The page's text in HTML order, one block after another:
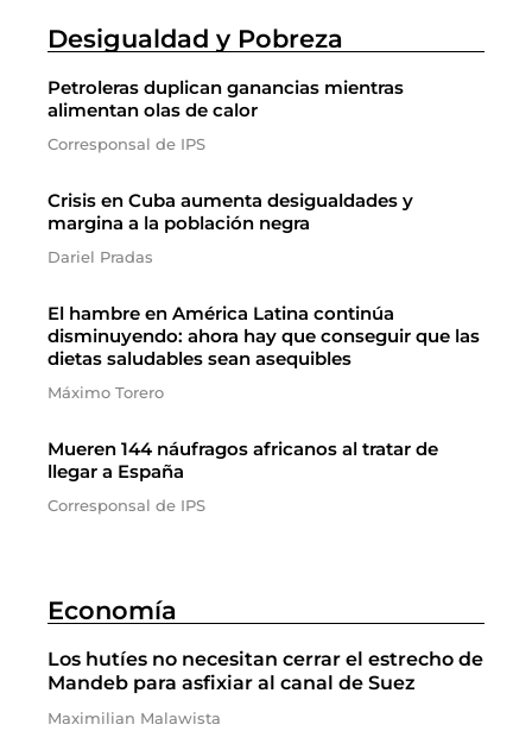
Desigualdad y Pobreza
Petroleras duplican ganancias mientras
alimentan olas de calor
Corresponsal de IPS
Crisis en Cuba aumenta desigualdades y
margina a la población negra
Dariel Pradas
El hambre en América Latina continúa
disminuyendo: ahora hay que conseguir que las
dietas saludables sean asequibles
Máximo Torero
Mueren 144 náufragos africanos al tratar de
llegar a España
Corresponsal de IPS
Economía
Los hutíes no necesitan cerrar el estrecho de
Mandeb para asfixiar al canal de Suez
Maximilian Malawista